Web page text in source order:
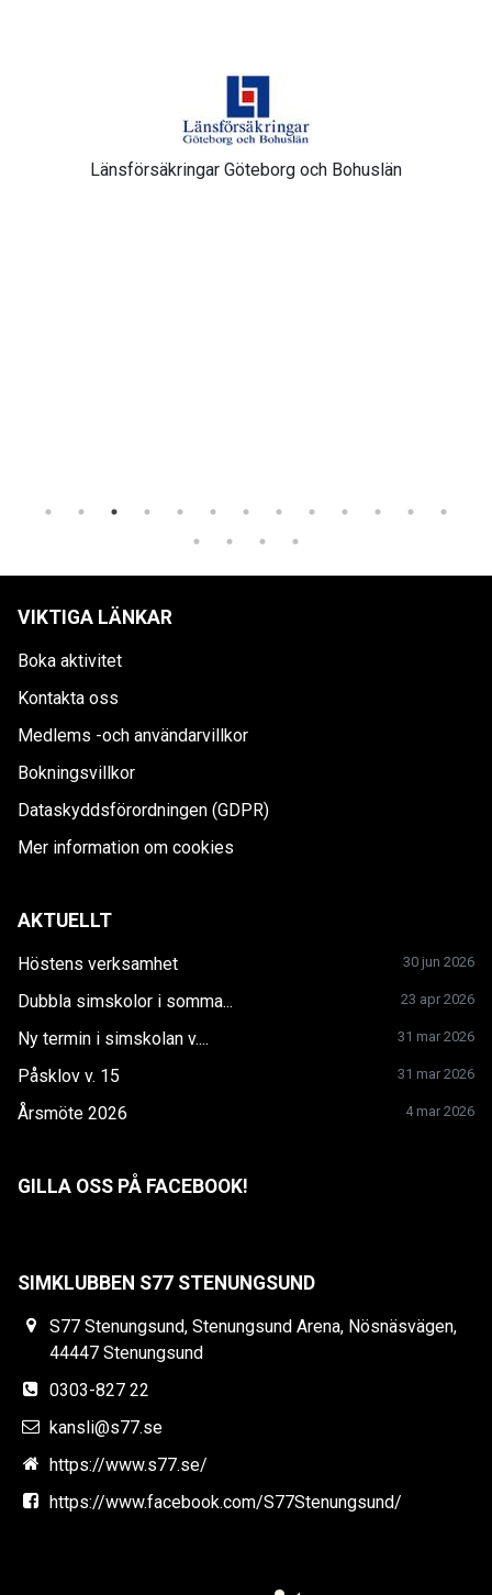
Länsförsäkringar Göteborg och Bohuslän
VIKTIGA LÄNKAR
Boka aktivitet
Kontakta oss
Medlems -och användarvillkor
Bokningsvillkor
Dataskyddsförordningen (GDPR)
Mer information om cookies
AKTUELLT
Höstens verksamhet 30 jun 2026
Dubbla simskolor i somma... 23 apr 2026
Ny termin i simskolan v.... 31 mar 2026
Påsklov v. 15 31 mar 2026
Årsmöte 2026 4 mar 2026
GILLA OSS PÅ FACEBOOK!
SIMKLUBBEN S77 STENUNGSUND
S77 Stenungsund, Stenungsund Arena, Nösnäsvägen,
44447 Stenungsund
0303-827 22
kansli@s77.se
https://www.s77.se/
https://www.facebook.com/S77Stenungsund/